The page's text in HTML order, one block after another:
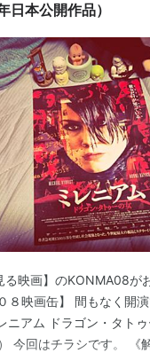
ス：元夫（2001年-
ヴェナント（2017
）＜未＞ 出演
謀のコード（2017
ーズ （2017） 出演
裂（2016） 出演
森に消えた子供たち
ウン （2013） 出演
2012） 出演
日本公開作品）
る映画】のKONMA08が
８映画缶】 間もなく開演
ニアム ドラゴン・タトゥ
今回はチラシです。 《